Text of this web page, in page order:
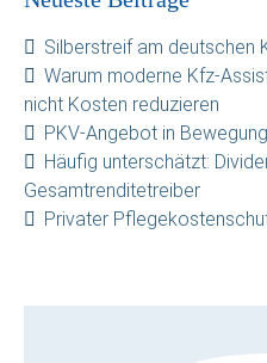
Silberstreif am deutschen
Warum moderne Kfz-
nicht Kosten reduzieren
PKV-Angebot in Bewegung
Häufig unterschätzt:
Gesamtrenditetreiber
Privater